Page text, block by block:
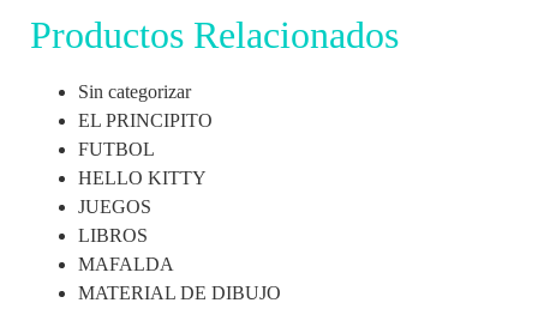
Productos Relacionados
Sin categorizar
EL PRINCIPITO
FUTBOL
HELLO KITTY
JUEGOS
LIBROS
MAFALDA
MATERIAL DE DIBUJO